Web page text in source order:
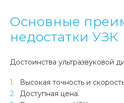
Основные
недостатки УЗК
Достоинства ультразвуковой
Высокая точность и
Доступная цена.